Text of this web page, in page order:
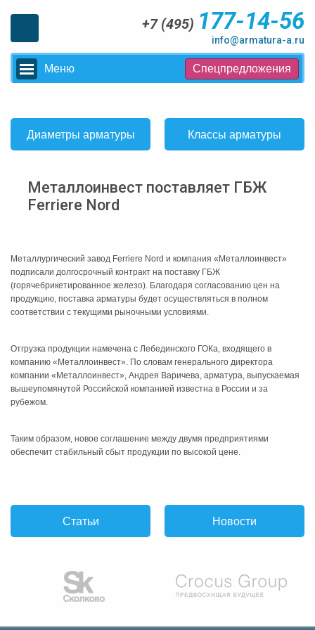
+7 (495) 177-14-56
info@armatura-a.ru
Меню Спецпредложения
Диаметры арматуры Классы арматуры
Металлоинвест поставляет ГБЖ
Ferriere Nord
Металлургический завод Ferriere Nord и компания «Металлоинвест»
подписали долгосрочный контракт на поставку ГБЖ
(горячебрикетированное железо). Благодаря согласованию цен на
продукцию, поставка арматуры будет осуществляться в полном
соответствии с текущими рыночными условиями.
Отгрузка продукции намечена с Лебединского ГОКа, входящего в
компанию «Металлоинвест». По словам генерального директора
компании «Металлоинвест», Андрея Варичева, арматура, выпускаемая
вышеупомянутой Российской компанией известна в России и за
рубежом.
Таким образом, новое соглашение между двумя предприятиями
обеспечит стабильный сбыт продукции по высокой цене.
Статьи Новости